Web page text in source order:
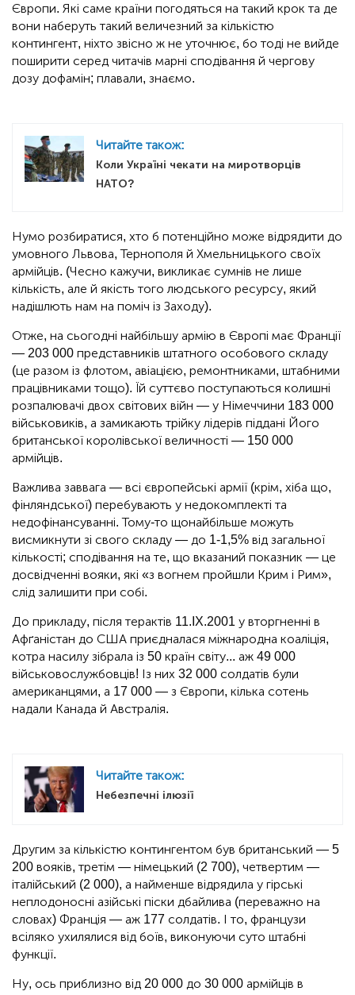
Європи. Які саме країни погодяться на такий крок та де
вони наберуть такий величезний за кількістю
контингент, ніхто звісно ж не уточнює, бо тоді не вийде
поширити серед читачів марні сподівання й чергову
дозу дофамін; плавали, знаємо.
Читайте також:
Коли Україні чекати на миротворців
НАТО?
Нумо розбиратися, хто б потенційно може відрядити до
умовного Львова, Тернополя й Хмельницького своїх
армійців. (Чесно кажучи, викликає сумнів не лише
кількість, але й якість того людського ресурсу, який
надішлють нам на поміч із Заходу).
Отже, на сьогодні найбільшу армію в Європі має Франції
— 203 000 представників штатного особового складу
(це разом із флотом, авіацією, ремонтниками, штабними
працівниками тощо). Їй суттєво поступаються колишні
розпалювачі двох світових війн — у Німеччини 183 000
військовиків, а замикають трійку лідерів піддані Його
британської королівської величності — 150 000
армійців.
Важлива заввага — всі європейські армії (крім, хіба що,
фінляндської) перебувають у недокомплекті та
недофінансуванні. Тому-то щонайбільше можуть
висмикнути зі свого складу — до 1-1,5% від загальної
кількості; сподівання на те, що вказаний показник — це
досвідченні вояки, які «з вогнем пройшли Крим і Рим»,
слід залишити при собі.
До прикладу, після терактів 11.IX.2001 у вторгненні в
Афґаністан до США приєдналася міжнародна коаліція,
котра насилу зібрала із 50 країн світу... аж 49 000
військовослужбовців! Із них 32 000 солдатів були
американцями, а 17 000 — з Європи, кілька сотень
надали Канада й Австралія.
Читайте також:
Небезпечні ілюзії
Другим за кількістю контингентом був британський — 5
200 вояків, третім — німецький (2 700), четвертим —
італійський (2 000), а найменше відрядила у гірські
неплодоносні азійські піски дбайлива (переважно на
словах) Франція — аж 177 солдатів. І то, французи
всіляко ухилялися від боїв, виконуючи суто штабні
функції.
Ну, ось приблизно від 20 000 до 30 000 армійців в